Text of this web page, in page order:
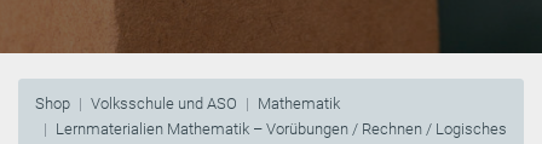
Shop Volksschule und ASO
Mathematik
Lernmaterialien Mathematik – Vorübungen / Rechnen / Logisches